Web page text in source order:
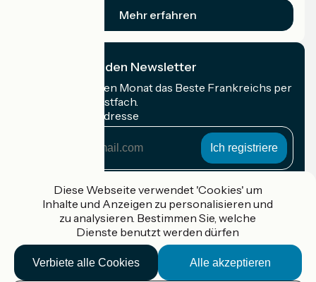
Mehr erfahren
Ich abonniere den Newsletter
Erhalten Sie jeden Monat das Beste Frankreichs per
Rad in Ihrem Postfach.
Meine E-Mail-Adresse
Adresse
Gefördert im Rahmen von Destination France
Accueil Vélo Pro
Diese Webseite verwendet 'Cookies' um
Inhalte und Anzeigen zu personalisieren und
zu analysieren. Bestimmen Sie, welche
Dienste benutzt werden dürfen
Alle akzeptieren
Verbiete alle Cookies